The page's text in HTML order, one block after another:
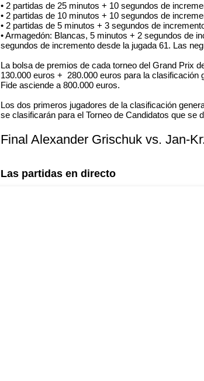
• 2 partidas de 25 minutos + 10 segundos de
• 2 partidas de 10 minutos + 10 segundos de
• 2 partidas de 5 minutos + 3 segundos de
•Armagedón: Blancas, 5 minutos + 2 segundos de
segundos de incremento desde la jugada 61. Las
La bolsa de premios de cada torneo del Grand Prix
130.000 euros + 280.000 euros para la clasificación
Fide asciende a 800.000 euros.
Los dos primeros jugadores de la clasificación
se clasificarán para el Torneo de Candidatos que se
Final Alexander Grischuk vs. Jan-
Las partidas en directo